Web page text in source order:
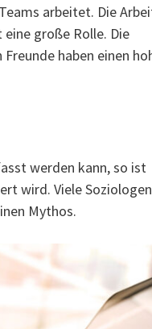
arbeitet. Die
große Rolle. Die
haben einen
werden kann, so ist
wird. Viele Soziologen
Mythos.